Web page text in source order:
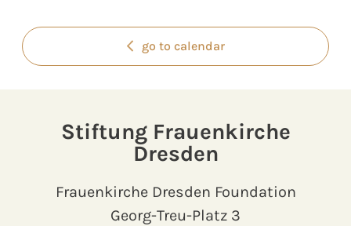
go to calendar
Stiftung Frauenkirche
Dresden
Frauenkirche Dresden Foundation
Georg-Treu-Platz 3